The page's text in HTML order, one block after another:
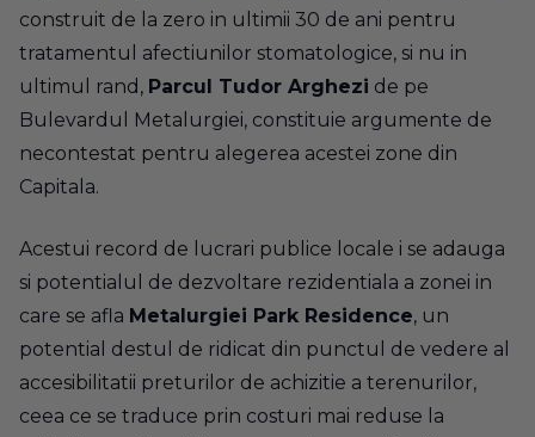
construit de la zero in ultimii 30 de ani pentru
tratamentul afectiunilor stomatologice, si nu in
ultimul rand, Parcul Tudor Arghezi de pe
Bulevardul Metalurgiei, constituie argumente de
necontestat pentru alegerea acestei zone din
Capitala.
Acestui record de lucrari publice locale i se adauga
si potentialul de dezvoltare rezidentiala a zonei in
care se afla Metalurgiei Park Residence, un
potential destul de ridicat din punctul de vedere al
accesibilitatii preturilor de achizitie a terenurilor,
ceea ce se traduce prin costuri mai reduse la